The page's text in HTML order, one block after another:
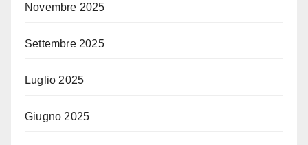
Novembre 2025
Settembre 2025
Luglio 2025
Giugno 2025